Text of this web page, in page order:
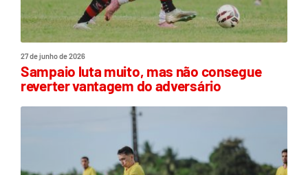
27 de junho de 2026
Sampaio luta muito, mas não consegue
reverter vantagem do adversário